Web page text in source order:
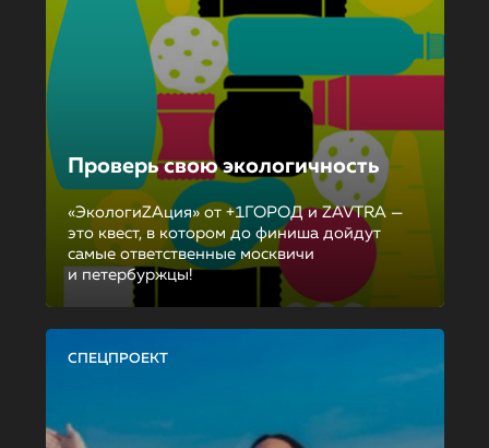
Проверь свою экологичность
«ЭкологиZAция» от +1ГОРОД и ZAVTRA —
это квест, в котором до финиша дойдут
самые ответственные москвичи
и петербуржцы!
СПЕЦПРОЕКТ